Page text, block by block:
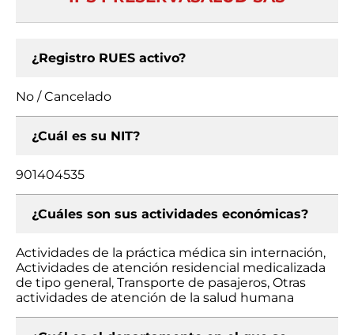
¿Registro RUES activo?
No / Cancelado
¿Cuál es su NIT?
901404535
¿Cuáles son sus actividades económicas?
Actividades de la práctica médica sin internación,
Actividades de atención residencial medicalizada
de tipo general, Transporte de pasajeros, Otras
actividades de atención de la salud humana